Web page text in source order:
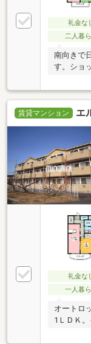
礼金な
二人暮
南向きで
す。ショ
賃貸マンション エ
礼金な
一人暮
オートロ
1ＬＤＫ